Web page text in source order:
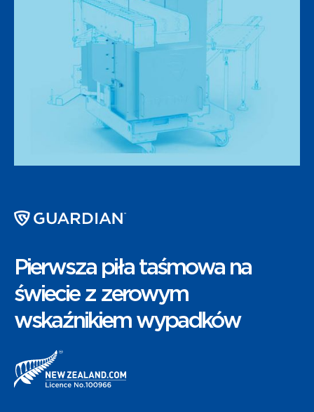
Pierwsza piła taśmowa na
świecie z zerowym
wskaźnikiem wypadków